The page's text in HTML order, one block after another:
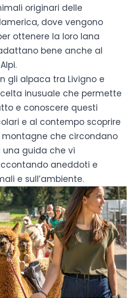
originari delle
dove vengono
ottenere la loro lana
bene anche al
gli alpaca tra Livigno e
inusuale che permette
e conoscere questi
e al contempo scoprire
che circondano
una guida che vi
aneddoti e
e sull’ambiente.